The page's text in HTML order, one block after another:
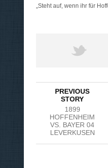
„Steht auf, wenn ihr für
PREVIOUS
STORY
1899
HOFFENHEIM
VS. BAYER 04
LEVERKUSEN